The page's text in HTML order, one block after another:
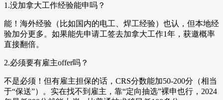
1.没加拿大工作经验能申吗？
能！海外经验（比如国内的电工、焊工经验）也认，但本地经
验加分更多。如果能先申请工签去加拿大工作1年，获邀概率
直接翻倍。
2.必须要有雇主offer吗？
不是必须！但有雇主担保的话，CRS分数能加50-200分（相当
于“保送”）。实在找不到雇主，靠“定向抽选”裸申也行，2024